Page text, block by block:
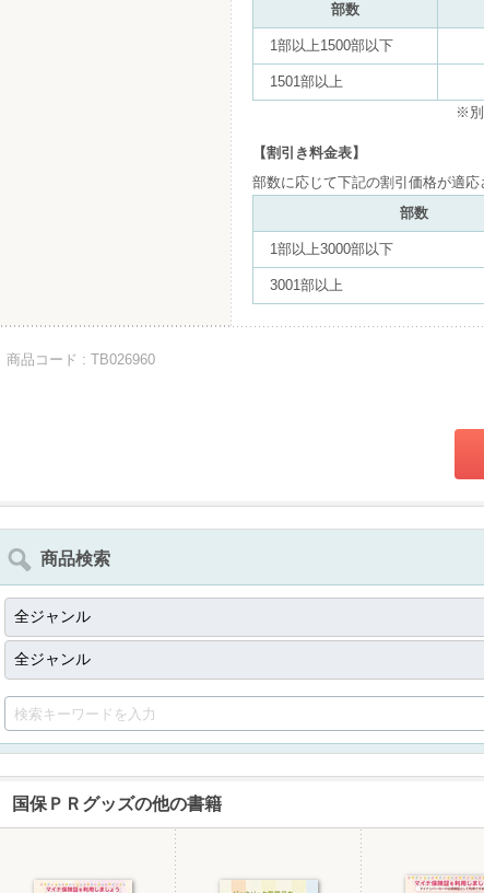
部数
1部以上1500部以下
1501部以上
※別
【割引き料金表】
部数に応じて下記の割引価格が適応
部数
1部以上3000部以下
3001部以上
商品コード : TB026960
商品検索
国保ＰＲグッズの他の書籍